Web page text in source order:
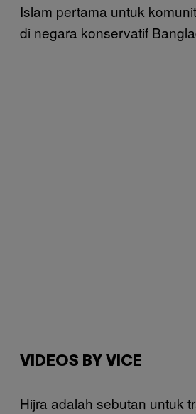
Islam pertama untuk
di negara konservatif
VIDEOS BY VICE
Hijra adalah sebutan untuk